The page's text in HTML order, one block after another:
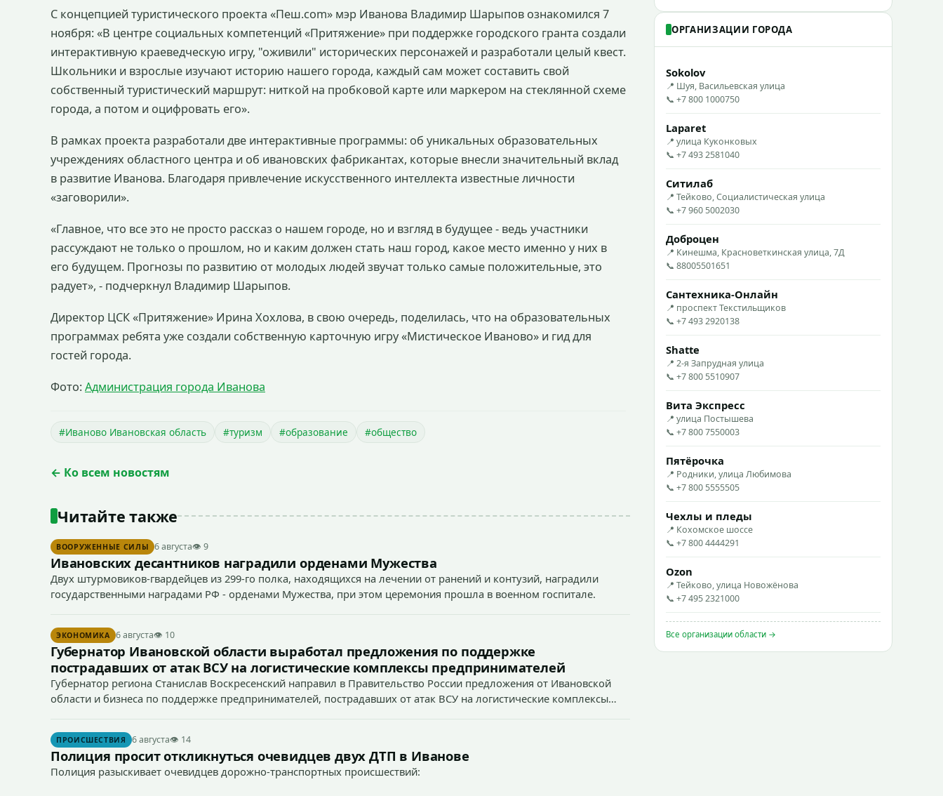
С концепцией туристического проекта «Пеш.com» мэр Иванова Владимир Шарыпов ознакомился 7
ноября: «В центре социальных компетенций «Притяжение» при поддержке городского гранта создали
интерактивную краеведческую игру, "оживили" исторических персонажей и разработали целый квест.
Школьники и взрослые изучают историю нашего города, каждый сам может составить свой
собственный туристический маршрут: ниткой на пробковой карте или маркером на стеклянной схеме
города, а потом и оцифровать его».
В рамках проекта разработали две интерактивные программы: об уникальных образовательных
учреждениях областного центра и об ивановских фабрикантах, которые внесли значительный вклад
в развитие Иванова. Благодаря привлечение искусственного интеллекта известные личности
«заговорили».
«Главное, что все это не просто рассказ о нашем городе, но и взгляд в будущее - ведь участники
рассуждают не только о прошлом, но и каким должен стать наш город, какое место именно у них в
его будущем. Прогнозы по развитию от молодых людей звучат только самые положительные, это
радует», - подчеркнул Владимир Шарыпов.
Директор ЦСК «Притяжение» Ирина Хохлова, в свою очередь, поделилась, что на образовательных
программах ребята уже создали собственную карточную игру «Мистическое Иваново» и гид для
гостей города.
Фото: Администрация города Иванова
#Иваново Ивановская область #туризм #образование #общество
← Ко всем новостям
Читайте также
ВООРУЖЕННЫЕ СИЛЫ 6 августа👁 9
Ивановских десантников наградили орденами Мужества
Двух штурмовиков-гвардейцев из 299-го полка, находящихся на лечении от ранений и контузий, наградили
государственными наградами РФ - орденами Мужества, при этом церемония прошла в военном госпитале.
ЭКОНОМИКА 6 августа👁 10
Губернатор Ивановской области выработал предложения по поддержке
пострадавших от атак ВСУ на логистические комплексы предпринимателей
Губернатор региона Станислав Воскресенский направил в Правительство России предложения от Ивановской
области и бизнеса по поддержке предпринимателей, пострадавших от атак ВСУ на логистические комплексы
ПРОИСШЕСТВИЯ 6 августа👁 14
Полиция просит откликнуться очевидцев двух ДТП в Иванове
Полиция разыскивает очевидцев дорожно-транспортных происшествий:
ОРГАНИЗАЦИИ ГОРОДА
Sokolov
📍 Шуя, Васильевская улица
📞 +7 800 1000750
Laparet
📍 улица Куконковых
📞 +7 493 2581040
Ситилаб
📍 Тейково, Социалистическая улица
📞 +7 960 5002030
Доброцен
📍 Кинешма, Красноветкинская улица, 7Д
📞 88005501651
Сантехника-Онлайн
📍 проспект Текстильщиков
📞 +7 493 2920138
Shatte
📍 2-я Запрудная улица
📞 +7 800 5510907
Вита Экспресс
📍 улица Постышева
📞 +7 800 7550003
Пятёрочка
📍 Родники, улица Любимова
📞 +7 800 5555505
Чехлы и пледы
📍 Кохомское шоссе
📞 +7 800 4444291
Ozon
📍 Тейково, улица Новожёнова
📞 +7 495 2321000
Все организации области →